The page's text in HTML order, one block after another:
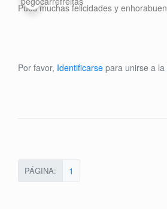
Pues muchas felicidades y
Por favor, Identificarse para unirse a
PÁGINA: 1